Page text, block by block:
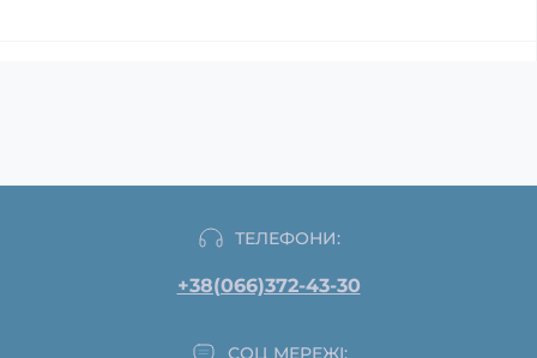
ТЕЛЕФОНИ:
+38(066)372-43-30
СОЦ МЕРЕЖІ: